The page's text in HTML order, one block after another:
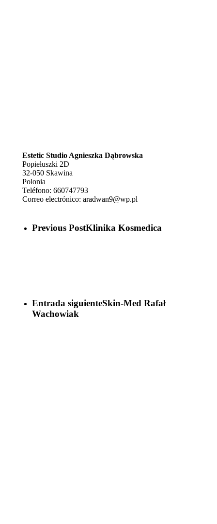
Estetic Studio Agnieszka Dąbrowska
Popiełuszki 2D
32-050 Skawina
Polonia
Teléfono: 660747793
Correo electrónico: aradwan9@wp.pl
Previous PostKlinika Kosmedica
Entrada siguienteSkin-Med Rafał
Wachowiak